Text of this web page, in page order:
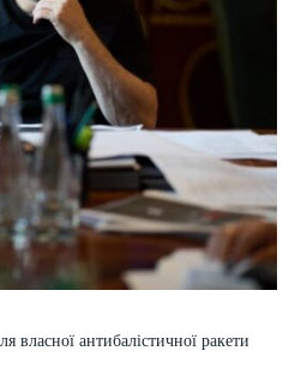
власної антибалістичної ракети